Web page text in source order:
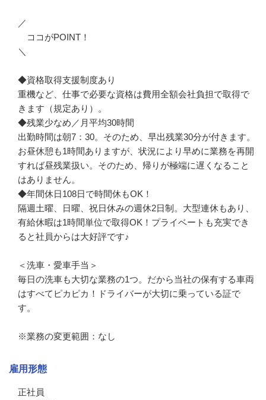
／
ココがPOINT！
＼
◆資格取得支援制度あり
重機など、仕事で必要な資格は費用全額会社負担で取得で
きます（規定あり）。
◆残業少なめ／月平均30時間
出勤時間は朝7：30。そのため、早出残業30分が付きます。
お昼休憩も1時間ありますが、状況により早めに業務を再開
すれば昼残業扱い。そのため、帰りが極端に遅くなること
はありません。
◆年間休日108日で時間休もOK！
隔週土曜、日曜、祝日休みの週休2日制。大型連休もあり、
有給休暇は1時間単位で取得OK！プライベートも充実でき
ると社員からは大好評です♪
＜洗車・愛車手当＞
毎日の洗車も大切な業務の1つ。だから当社の保有する車両
はすべてピカピカ！ドライバーが大切に乗っている証で
す。
※業務の変更範囲：なし
雇用形態
正社員